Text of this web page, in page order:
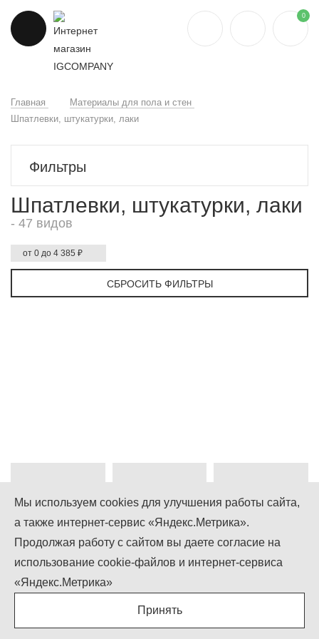
0
Главная
Материалы для пола и стен
Шпатлевки, штукатурки, лаки
Фильтры
Шпатлевки, штукатурки, лаки
- 47 видов
от 0 до 4 385 ₽
СБРОСИТЬ ФИЛЬТРЫ
+7 (499) 755-92-79
Понедельник-Пятница: 9.00 - 18.00
info@igcompany.ru
IGCOMPANY © ООО «БИЗНЕС КАПИТАЛ»
Мы используем cookies для улучшения работы сайта,
а также интернет-сервис «Яндекс.Метрика».
Продолжая работу с сайтом вы даете согласие на
использование cookie-файлов и интернет-сервиса
«Яндекс.Метрика»
Принять